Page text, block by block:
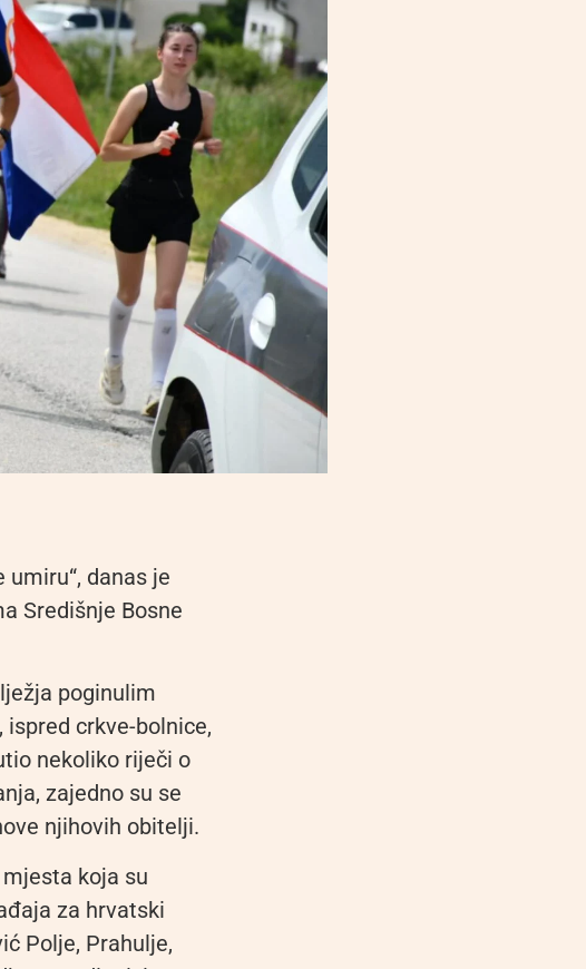
umiru“, danas je
Središnje Bosne
poginulim
crkve-bolnice,
nekoliko riječi o
zajedno su se
njihovih obitelji.
koja su
za hrvatski
Polje, Prahulje,